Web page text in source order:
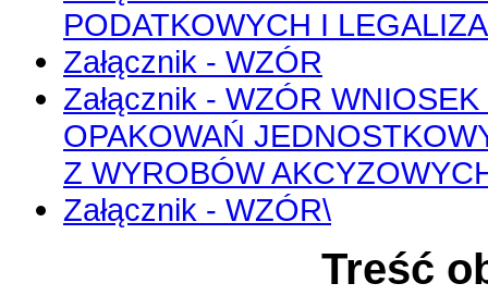
PODATKOWYCH I
Załącznik - WZÓR
Załącznik - WZÓR
OPAKOWAŃ
Z WYROBÓW
Załącznik - WZÓR\
Treść